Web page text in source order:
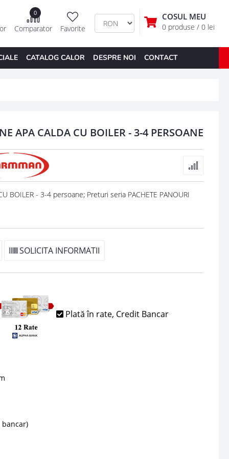
COSUL MEU
0 produse / 0 lei
Favorite
0
Comparator
CATALOG CALOR DESPRE NOI CONTACT
APA CALDA CU BOILER - 3-4 PERSOANE
BOILER - 3-4 persoane; Preturi seria PACHETE PANOURI
SOLICITA INFORMATII
Plată în rate, Credit Bancar